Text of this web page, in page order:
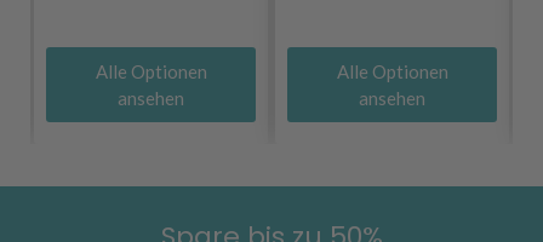
Alle Optionen
ansehen
Alle Optionen
ansehen